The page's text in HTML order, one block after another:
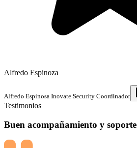
Alfredo Espinoza
Alfredo Espinosa Inovate Security Coordinador
Testimonios
Buen acompañamiento y soporte